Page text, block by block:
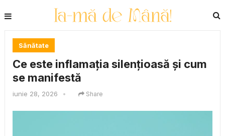
Sănătate
Ce este inflamația silențioasă și cum
se manifestă
iunie 28, 2026 • Share